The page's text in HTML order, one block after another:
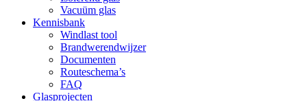
Vacuüm glas
Kennisbank
Windlast tool
Brandwerendwijzer
Documenten
Routeschema’s
FAQ
Glasprojecten